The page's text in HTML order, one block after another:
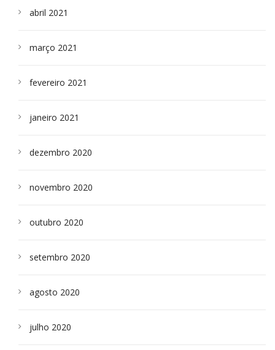
abril 2021
março 2021
fevereiro 2021
janeiro 2021
dezembro 2020
novembro 2020
outubro 2020
setembro 2020
agosto 2020
julho 2020